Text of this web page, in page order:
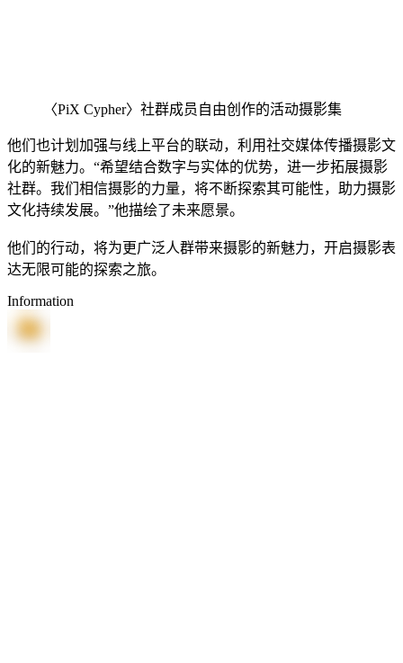
〈PiX Cypher〉社群成员自由创作的活动摄影集
他们也计划加强与线上平台的联动，利用社交媒体传播摄影文
化的新魅力。“希望结合数字与实体的优势，进一步拓展摄影
社群。我们相信摄影的力量，将不断探索其可能性，助力摄影
文化持续发展。”他描绘了未来愿景。
他们的行动，将为更广泛人群带来摄影的新魅力，开启摄影表
达无限可能的探索之旅。
Information